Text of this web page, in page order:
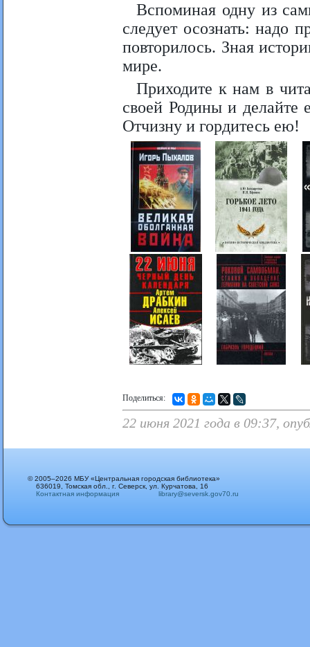
Вспоминая одну из
следует осознать: надо
повторилось. Зная
мире.
Приходите к нам в
своей Родины и делайте
Отчизну и гордитесь ею!
Поделиться:
22 июня 2021 года в 09:37,
© 2005–2026 МБУ «Центральная городская библиотека»
636019, Томская обл., г. Северск, ул. Курчатова, 16
Контактная информация
library@seversk.gov70.ru